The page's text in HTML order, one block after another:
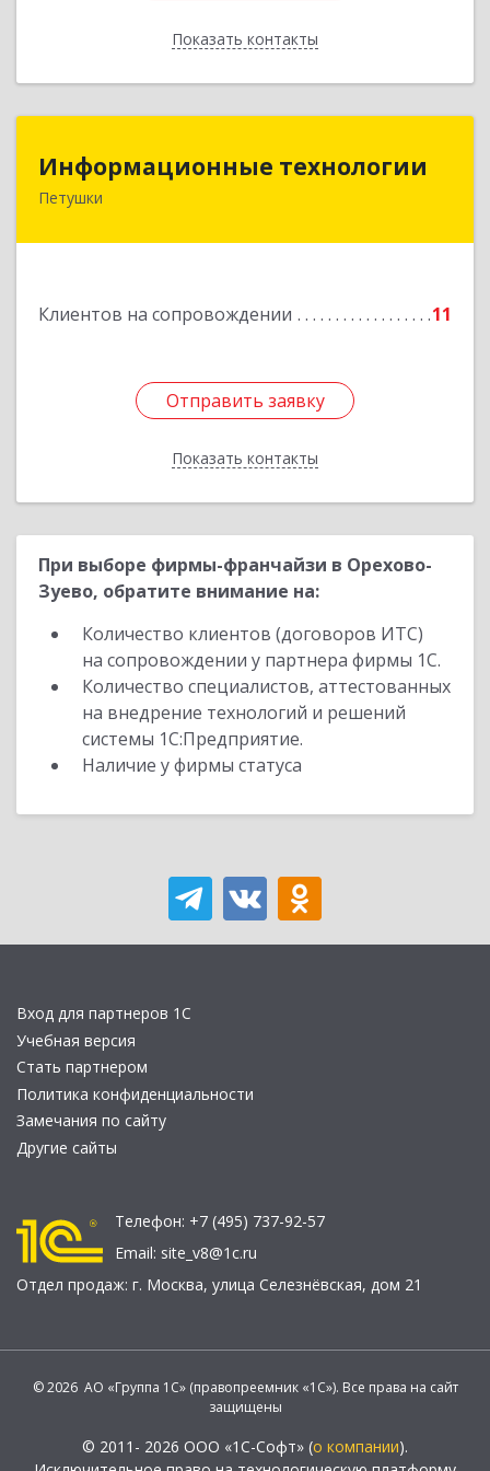
Показать контакты
Назад
Информационные технологии
Петушки
Клиентов на сопровождении 11
Отправить заявку
Показать контакты
Информационные технологии
Отправить заявку
Назад
При выборе фирмы-франчайзи в Орехово-
Зуево, обратите внимание на:
Количество клиентов (договоров ИТС)
на сопровождении у партнера фирмы 1С.
Количество специалистов, аттестованных
на внедрение технологий и решений
системы 1С:Предприятие.
Наличие у фирмы статуса
Вход для партнеров 1С
Учебная версия
Стать партнером
Политика конфиденциальности
Замечания по сайту
Другие сайты
Телефон: +7 (495) 737-92-57
Email: site_v8@1c.ru
Отдел продаж: г. Москва, улица Селезнёвская, дом 21
© 2026 АО «Группа 1С» (правопреемник «1С»). Все права на сайт
защищены
© 2011- 2026 ООО «1С-Софт» (о компании).